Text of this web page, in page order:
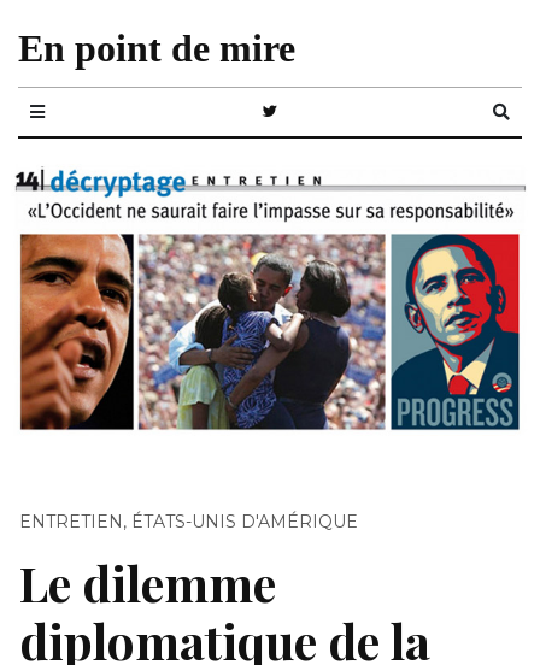
En point de mire
ENTRETIEN, ÉTATS-UNIS D'AMÉRIQUE
Le dilemme
diplomatique de la